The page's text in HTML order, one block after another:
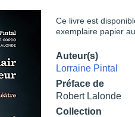
Ce livre est
exemplaire papier
Auteur(s)
Lorraine Pintal
Préface de
Robert Lalonde
Collection